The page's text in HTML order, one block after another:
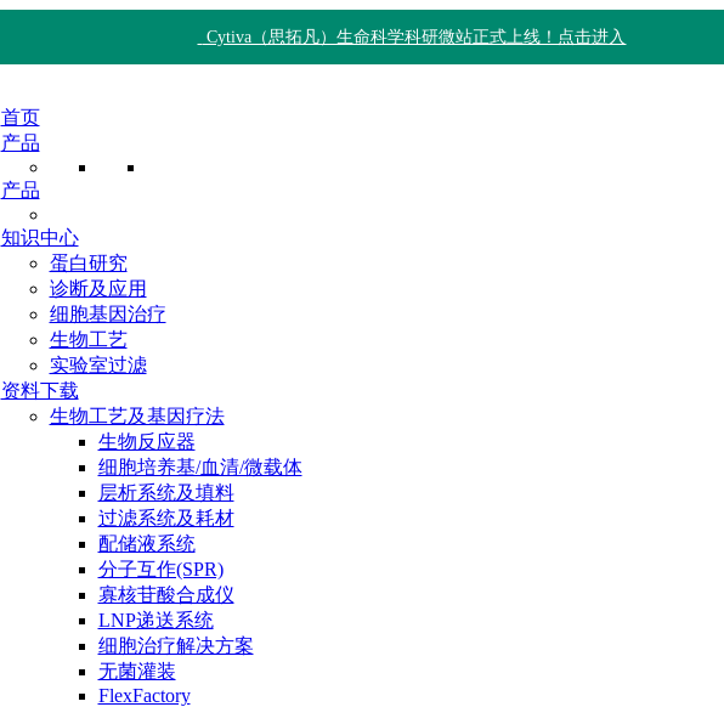
Cytiva（思拓凡）生命科学科研微站正式上线！点击进入
首页
产品
产品
知识中心
蛋白研究
诊断及应用
细胞基因治疗
生物工艺
实验室过滤
资料下载
生物工艺及基因疗法
生物反应器
细胞培养基/血清/微载体
层析系统及填料
过滤系统及耗材
配储液系统
分子互作(SPR)
寡核苷酸合成仪
LNP递送系统
细胞治疗解决方案
无菌灌装
FlexFactory